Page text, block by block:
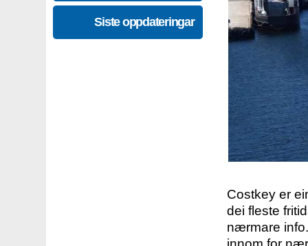
Siste oppdateringar
Costkey er
dei fleste
nærmare